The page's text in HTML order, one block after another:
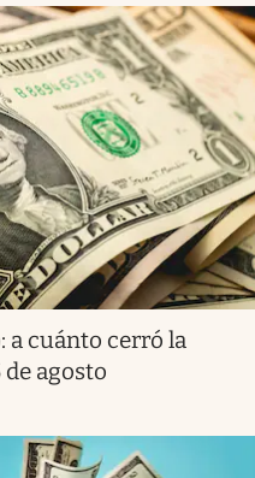
a cuánto cerró la
agosto